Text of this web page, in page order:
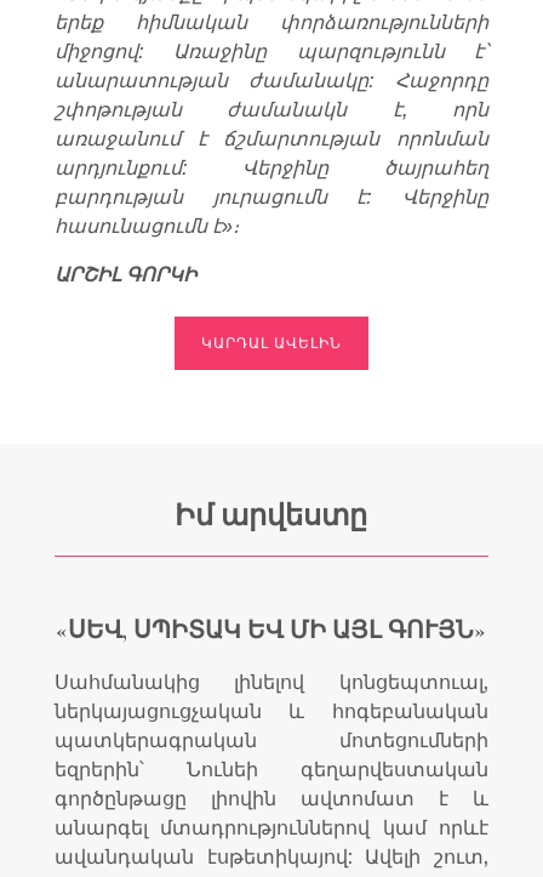
երեք հիմնական փորձառությունների
միջոցով: Առաջինը պարզությունն է՝
անարատության ժամանակը: Հաջորդը
շփոթության ժամանակն է, որն
առաջանում է ճշմարտության որոնման
արդյունքում: Վերջինը ծայրահեղ
բարդության յուրացումն է: Վերջինը
հասունացումն է»։
ԱՐՇԻԼ ԳՈՐԿԻ
ԿԱՐԴԱԼ ԱՎԵԼԻՆ
Իմ արվեստը
«ՍԵՎ, ՍՊԻՏԱԿ ԵՎ ՄԻ ԱՅԼ ԳՈՒՅՆ»
Սահմանակից լինելով կոնցեպտուալ,
ներկայացուցչական և հոգեբանական
պատկերագրական մոտեցումների
եզրերին՝ Նունեի գեղարվեստական
գործընթացը լիովին ավտոմատ է և
անարգել մտադրություններով կամ որևէ
ավանդական էսթետիկայով: Ավելի շուտ,